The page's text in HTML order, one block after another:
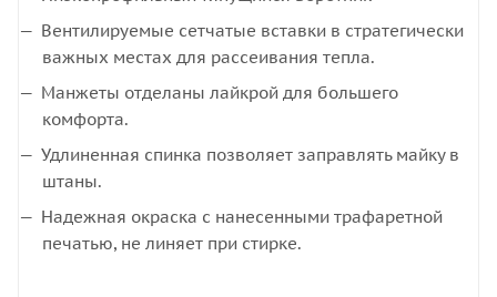
Вентилируемые сетчатые вставки в стратегически
важных местах для рассеивания тепла.
Манжеты отделаны лайкрой для большего
комфорта.
Удлиненная спинка позволяет заправлять майку в
штаны.
Надежная окраска с нанесенными трафаретной
печатью, не линяет при стирке.